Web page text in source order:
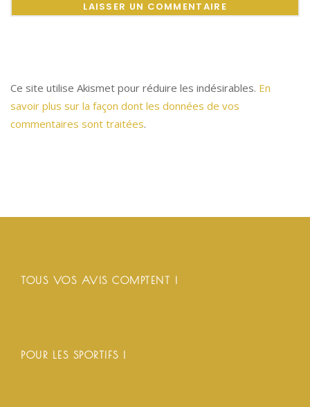
Ce site utilise Akismet pour réduire les indésirables. En
savoir plus sur la façon dont les données de vos
commentaires sont traitées.
TOUS VOS AVIS COMPTENT !
POUR LES SPORTIFS !